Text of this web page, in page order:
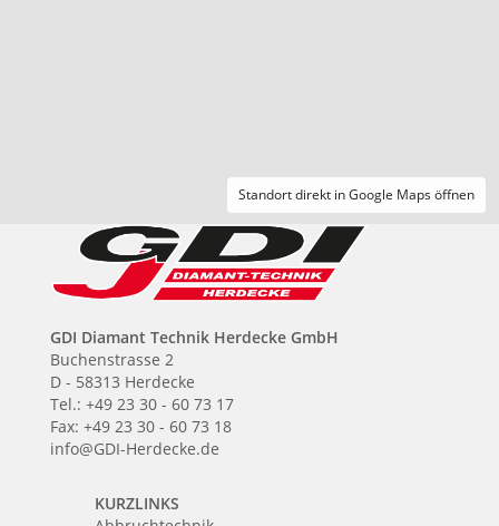
Standort direkt in Google Maps öffnen
GDI Diamant Technik Herdecke GmbH
Buchenstrasse 2
D - 58313 Herdecke
Tel.: +49 23 30 - 60 73 17
Fax: +49 23 30 - 60 73 18
info@GDI-Herdecke.de
KURZLINKS